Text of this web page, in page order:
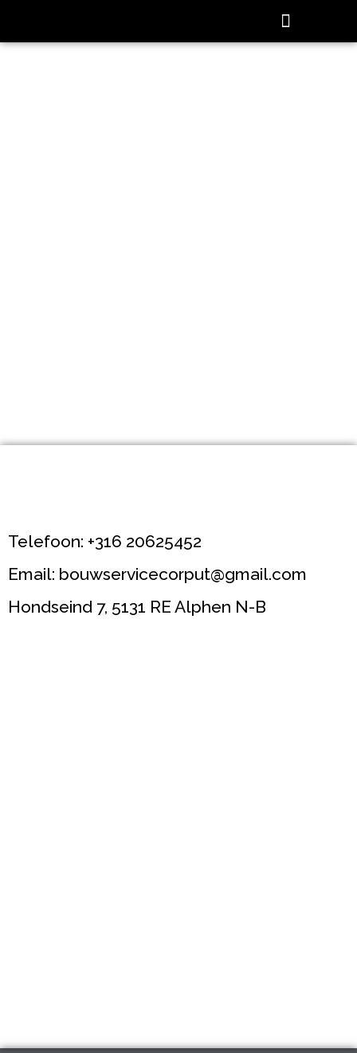
Telefoon: +316 20625452
Email: bouwservicecorput@gmail.com
Hondseind 7, 5131 RE Alphen N-B